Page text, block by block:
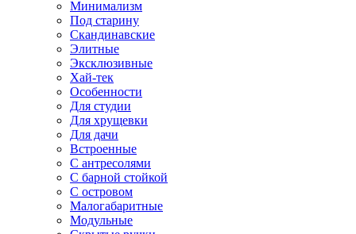
Минимализм
Под старину
Скандинавские
Элитные
Эксклюзивные
Хай-тек
Особенности
Для студии
Для хрущевки
Для дачи
Встроенные
С антресолями
С барной стойкой
С островом
Малогабаритные
Модульные